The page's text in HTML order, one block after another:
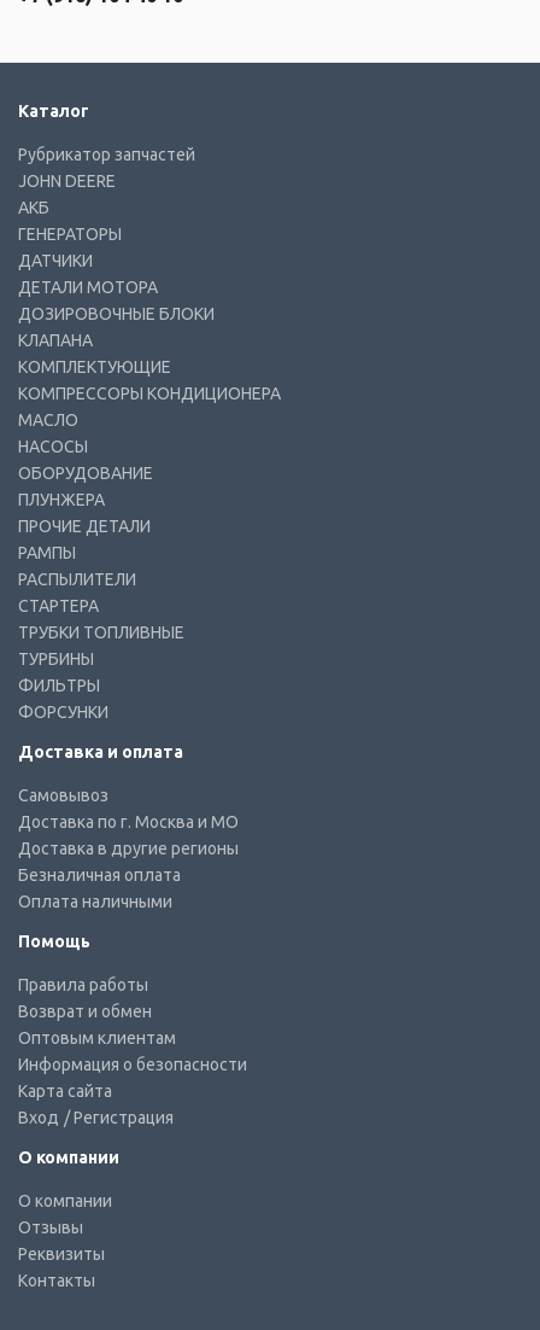
Каталог
Рубрикатор запчастей
JOHN DEERE
АКБ
ГЕНЕРАТОРЫ
ДАТЧИКИ
ДЕТАЛИ МОТОРА
ДОЗИРОВОЧНЫЕ БЛОКИ
КЛАПАНА
КОМПЛЕКТУЮЩИЕ
КОМПРЕССОРЫ КОНДИЦИОНЕРА
МАСЛО
НАСОСЫ
ОБОРУДОВАНИЕ
ПЛУНЖЕРА
ПРОЧИЕ ДЕТАЛИ
РАМПЫ
РАСПЫЛИТЕЛИ
СТАРТЕРА
ТРУБКИ ТОПЛИВНЫЕ
ТУРБИНЫ
ФИЛЬТРЫ
ФОРСУНКИ
Доставка и оплата
Самовывоз
Доставка по г. Москва и МО
Доставка в другие регионы
Безналичная оплата
Оплата наличными
Помощь
Правила работы
Возврат и обмен
Оптовым клиентам
Информация о безопасности
Карта сайта
Вход / Регистрация
О компании
О компании
Отзывы
Реквизиты
Контакты